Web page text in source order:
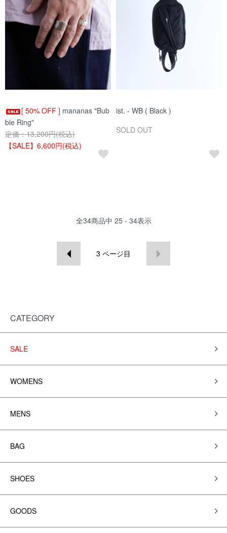
[ 50% OFF ] mananas "Bub
ble Ring"
定価：13,200円(税込)
【SALE】6,600円(税込)
ist. - WB ( Black )
SOLD OUT
全34商品中 25 - 34表示
3 ページ目
CATEGORY
SALE
WOMENS
MENS
BAG
SHOES
GOODS